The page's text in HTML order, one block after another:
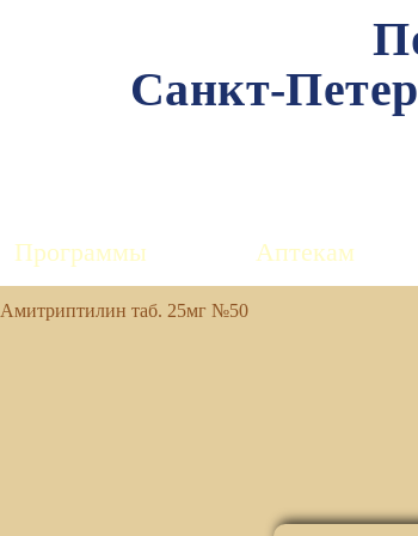
Санкт-
Программы Аптекам
Амитриптилин таб. 25мг №50